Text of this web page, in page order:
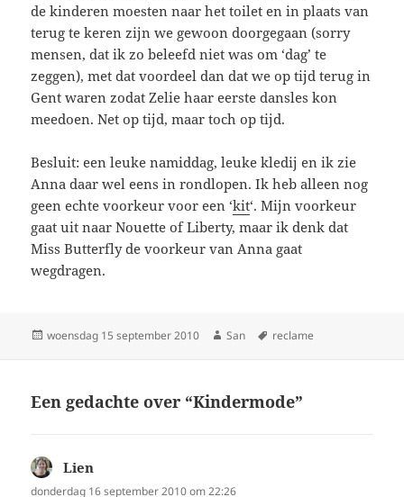
de kinderen moesten naar het toilet en in plaats van
terug te keren zijn we gewoon doorgegaan (sorry
mensen, dat ik zo beleefd niet was om ‘dag’ te
zeggen), met dat voordeel dan dat we op tijd terug in
Gent waren zodat Zelie haar eerste dansles kon
meedoen. Net op tijd, maar toch op tijd.
Besluit: een leuke namiddag, leuke kledij en ik zie
Anna daar wel eens in rondlopen. Ik heb alleen nog
geen echte voorkeur voor een ‘kit‘. Mijn voorkeur
gaat uit naar Nouette of Liberty, maar ik denk dat
Miss Butterfly de voorkeur van Anna gaat
wegdragen.
Geplaatst
woensdag 15 september 2010 Auteur
San Tags
reclame
Een gedachte over “Kindermode”
Lien
donderdag 16 september 2010 om 22:26